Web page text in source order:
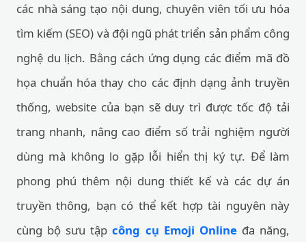
các nhà sáng tạo nội dung, chuyên viên tối ưu hóa
tìm kiếm (SEO) và đội ngũ phát triển sản phẩm công
nghệ du lịch. Bằng cách ứng dụng các điểm mã đồ
họa chuẩn hóa thay cho các định dạng ảnh truyền
thống, website của bạn sẽ duy trì được tốc độ tải
trang nhanh, nâng cao điểm số trải nghiệm người
dùng mà không lo gặp lỗi hiển thị ký tự. Để làm
phong phú thêm nội dung thiết kế và các dự án
truyền thông, bạn có thể kết hợp tài nguyên này
cùng bộ sưu tậpcông cụ Emoji Onlineđa năng,